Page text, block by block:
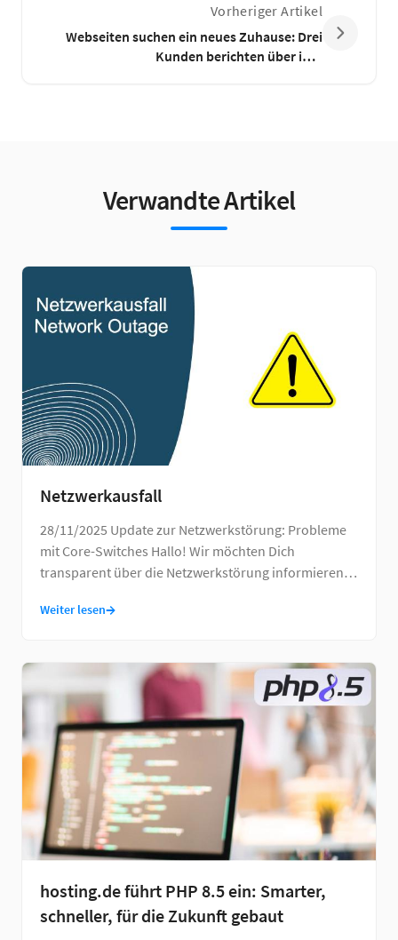
Vorheriger Artikel
Webseiten suchen ein neues Zuhause: Drei
Kunden berichten über ihre
Verwandte Artikel
Netzwerkausfall
28/11/2025 Update zur Netzwerkstörung: Probleme
mit Core-Switches Hallo! Wir möchten Dich
transparent über die Netzwerkstörung informieren,
Weiter lesen→
hosting.de führt PHP 8.5 ein: Smarter,
schneller, für die Zukunft gebaut